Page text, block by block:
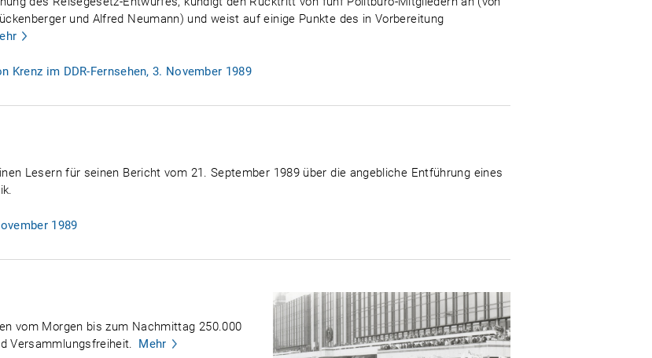
und Alfred Neumann) und weist auf einige Punkte des in Vorbereitung
Krenz im DDR-Fernsehen, 3. November 1989
Lesern für seinen Bericht vom 21. September 1989 über die angebliche Entführung eines
1989
vom Morgen bis zum Nachmittag 250.000
Versammlungsfreiheit.
Mehr